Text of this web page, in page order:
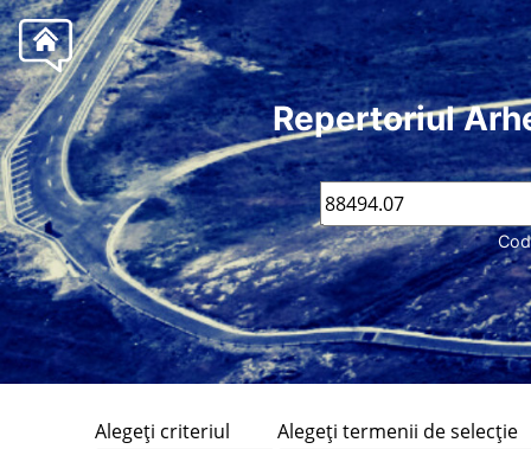
Repertoriul
Cod
Alegeţi criteriul Alegeţi termenii de selecţie